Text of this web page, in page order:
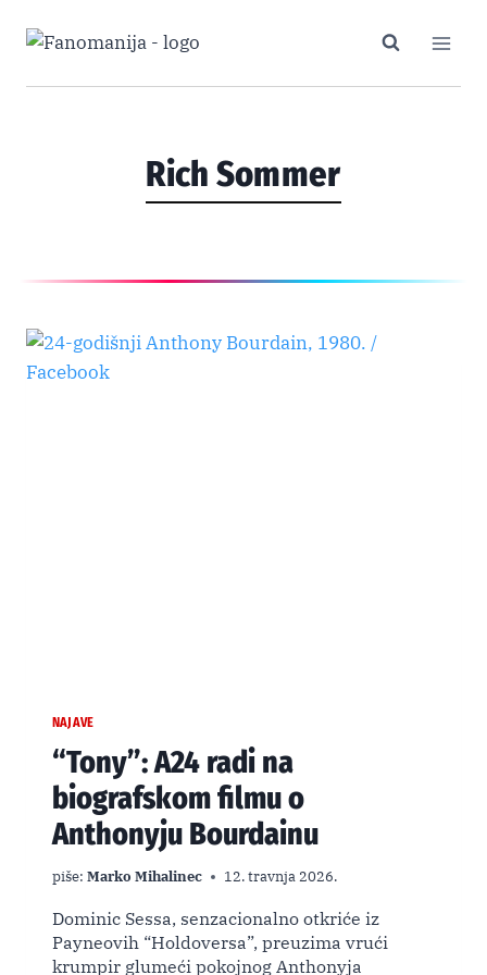
Rich Sommer
NAJAVE
“Tony”: A24 radi na
biografskom filmu o
Anthonyju Bourdainu
piše: Marko Mihalinec 12. travnja 2026.
Dominic Sessa, senzacionalno otkriće iz
Payneovih “Holdoversa”, preuzima vrući
krumpir glumeći pokojnog Anthonyja